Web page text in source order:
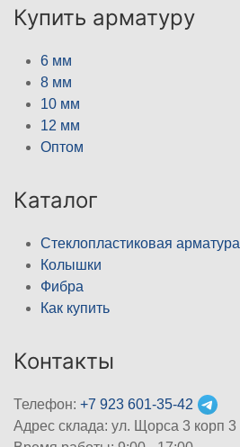
Купить арматуру
6 мм
8 мм
10 мм
12 мм
Оптом
Каталог
Стеклопластиковая арматура
Колышки
Фибра
Как купить
Контакты
Телефон: +7 923 601-35-42
Адрес склада: ул. Щорса 3 корп 3